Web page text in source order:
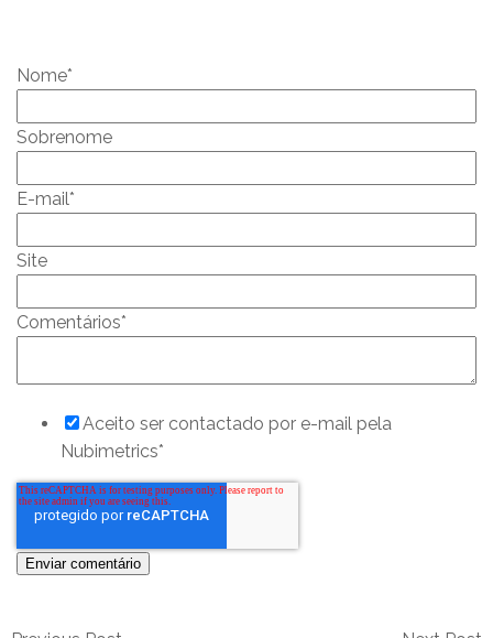
Nome*
Sobrenome
E-mail*
Site
Comentários*
Aceito ser contactado por e-mail pela
Nubimetrics*